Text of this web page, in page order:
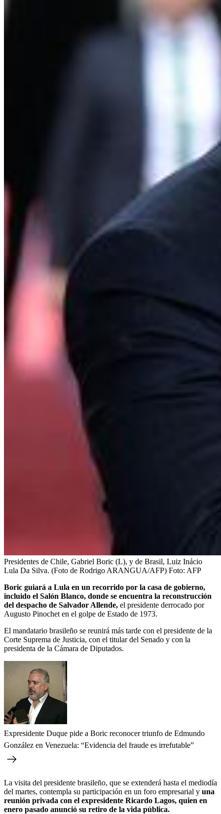
Presidentes de Chile, Gabriel Boric (L), y de Brasil, Luiz Inácio
Lula Da Silva. (Foto de Rodrigo ARANGUA/AFP) Foto: AFP
Boric guiará a Lula en un recorrido por la casa de gobierno,
incluido el Salón Blanco, donde se encuentra la reconstrucción
del despacho de Salvador Allende, el presidente derrocado por
Augusto Pinochet en el golpe de Estado de 1973.
El mandatario brasileño se reunirá más tarde con el presidente de la
Corte Suprema de Justicia, con el titular del Senado y con la
presidenta de la Cámara de Diputados.
Expresidente Duque pide a Boric reconocer triunfo de Edmundo
González en Venezuela: “Evidencia del fraude es irrefutable”
La visita del presidente brasileño, que se extenderá hasta el mediodía
del martes, contempla su participación en un foro empresarial y una
reunión privada con el expresidente Ricardo Lagos, quien en
enero pasado anunció su retiro de la vida pública.